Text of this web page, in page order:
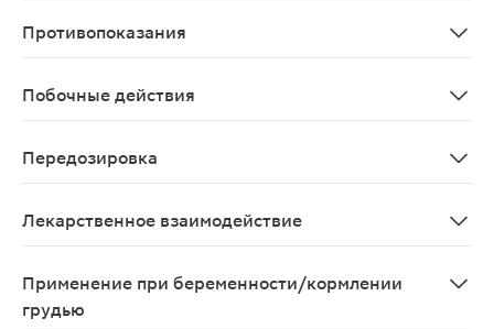
Противопоказания
Побочные действия
Передозировка
Лекарственное взаимодействие
Применение при беременности/кормлении
грудью